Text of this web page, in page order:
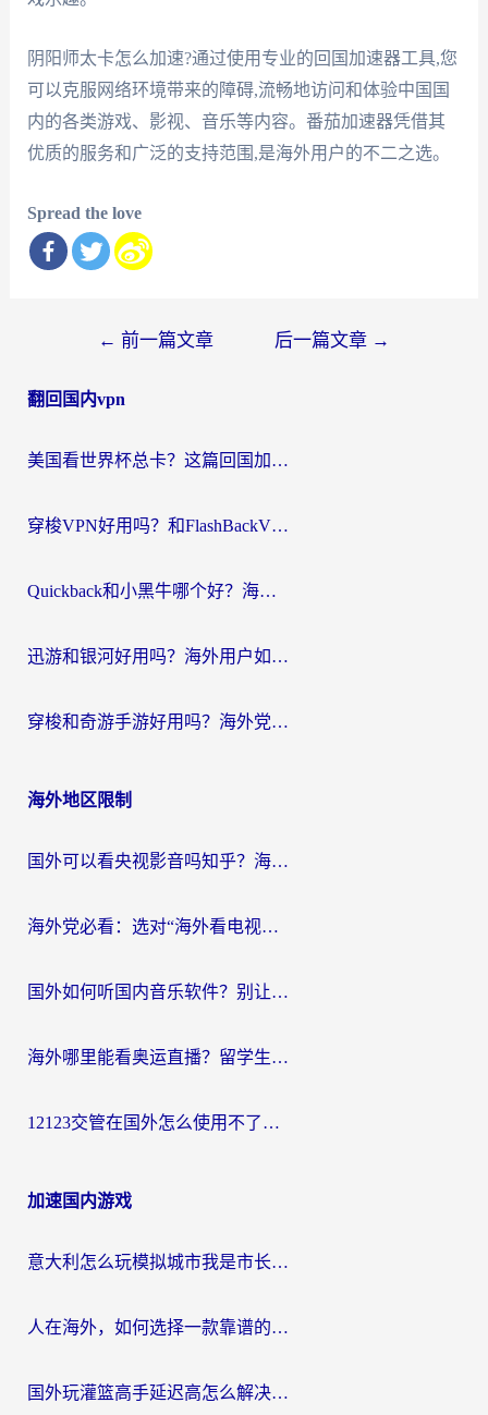
阴阳师太卡怎么加速?通过使用专业的回国加速器工具,您
可以克服网络环境带来的障碍,流畅地访问和体验中国国
内的各类游戏、影视、音乐等内容。番茄加速器凭借其
优质的服务和广泛的支持范围,是海外用户的不二之选。
Spread the love
导
← 前一篇文章 后一篇文章 →
翻回国内vpn
美国看世界杯总卡？这篇回国加速器指南帮你无缝刷国内资源（附苹果手机VPN设置步骤）
穿梭VPN好用吗？和FlashBackVPN对比哪个回国效果更好？
Quickback和小黑牛哪个好？海外党亲测指南，选对回国加速器秒回国内
迅游和银河好用吗？海外用户如何选择回国加速器实现无缝访问国内资源
穿梭和奇游手游好用吗？海外党亲测3款回国加速器，附蜜蜂加速器七天试用攻略
海外地区限制
国外可以看央视影音吗知乎？海外党亲测有效的回国加速方案
海外党必看：选对“海外看电视剧软件”，再也不用愁国内剧刷不了
国外如何听国内音乐软件？别让地域限制，断了你的中文歌单
海外哪里能看奥运直播？留学生&海外华人必看的体育赛事观赛终极指南
12123交管在国外怎么使用不了？海外华人必看的无缝访问国内资源指南
加速国内游戏
意大利怎么玩模拟城市我是市长？海外党国服游戏加速终极攻略（附三国3量子特攻解决办法）
人在海外，如何选择一款靠谱的玩剑灵2加速器？
国外玩灌篮高手延迟高怎么解决？海外玩家国服游戏加速终极指南